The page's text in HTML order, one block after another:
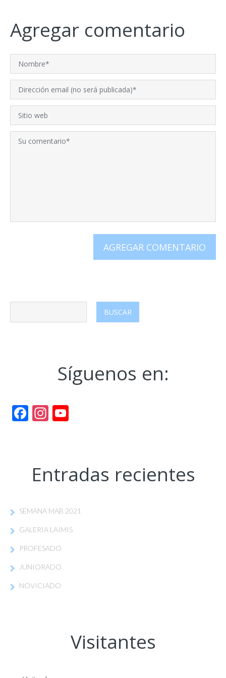
Agregar comentario
Síguenos en:
Facebook
Instagram
Entradas recientes
SEMANA MAB 2021
GALERIA LAIMIS
PROFESADO
JUNIORADO
NOVICIADO
Visitantes